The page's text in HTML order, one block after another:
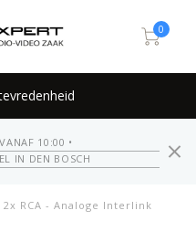
0
10:00 •
IN DEN BOSCH
2x RCA - Analoge Interlink